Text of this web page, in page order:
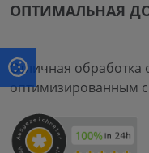
ОПТИМАЛЬНАЯ
Отличная обработка
оптимизированным